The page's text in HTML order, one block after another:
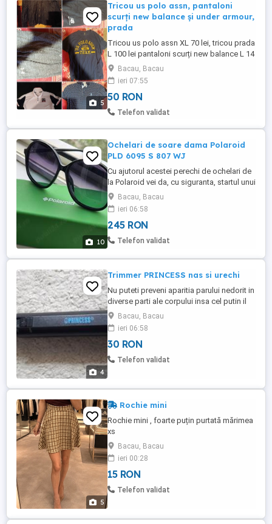
5
Tricou us polo assn, pantaloni
scurți new balance și under armour,
prada
Tricou us polo assn XL 70 lei, tricou prada
L 100 lei pantaloni scurți new balance L 14
16 ani adulți se potrivește M 50 lei și under
armour La 14 16 ani folosiți de câteva
ori,nu trimit in tara
Bacau, Bacau
ieri 07:55
50 RON
Telefon validat
10
Ochelari de soare dama Polaroid
PLD 6095 S 807 WJ
Cu ajutorul acestei perechi de ochelari de
la Polaroid vei da, cu siguranta, startul unui
nou trend. Prezentabili si in pas cu moda,
6095 S 807 WJ iti vor asigura un look de
invidiat si iti vor completa cu brio orice
garderoba, scotand in evidenta
personalitatea puternica si stilul original,
Bacau, Bacau
ieri 06:58
245 RON
Telefon validat
4
Trimmer PRINCESS nas si urechi
Nu puteti preveni aparitia parului nedorit in
diverse parti ale corpului insa cel putin il
puteti controla! De la sprancene obraznice
la parul nedorit din nas sau urechi, le
puteti controla cu aparatul.PRINCESS va
ajuta acum.Pentru cei preocupati de stil si
tendinte, PRINCESS propune produse
Bacau, Bacau
ieri 06:58
30 RON
Telefon validat
5
Rochie mini
Rochie mini , foarte puțin purtată mărimea
xs
Bacau, Bacau
ieri 00:28
15 RON
Telefon validat